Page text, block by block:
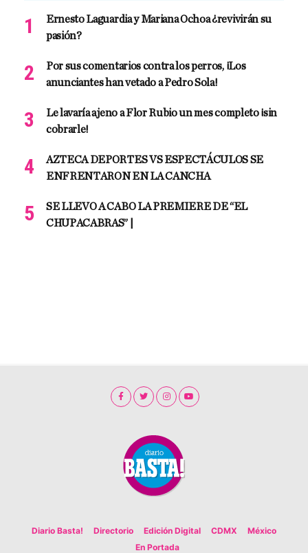
Ernesto Laguardia y Mariana Ochoa ¿revivirán su
pasión?
Por sus comentarios contra los perros, ¡Los
anunciantes han vetado a Pedro Sola!
Le lavaría ajeno a Flor Rubio un mes completo ¡sin
cobrarle!
AZTECA DEPORTES VS ESPECTÁCULOS SE
ENFRENTARON EN LA CANCHA
SE LLEVO A CABO LA PREMIERE DE “EL
CHUPACABRAS” |
Diario Basta! Directorio Edición Digital CDMX
México
En Portada